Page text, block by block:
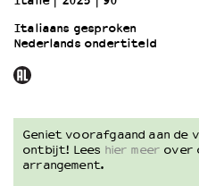
OVER LANTARENVENSTER
Wat we doen
Word vriend
Historie
Partners
Italiaans gesproken
Nederlands ondertiteld
Geniet voorafgaand aan de
ontbijt! Lees hier meer over
arrangement.